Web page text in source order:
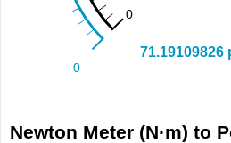
Newton Meter (N·m) to